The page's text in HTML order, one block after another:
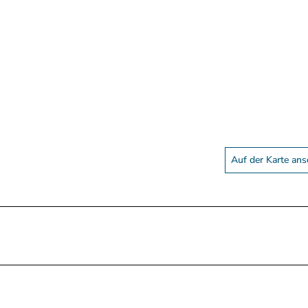
Auf der Karte